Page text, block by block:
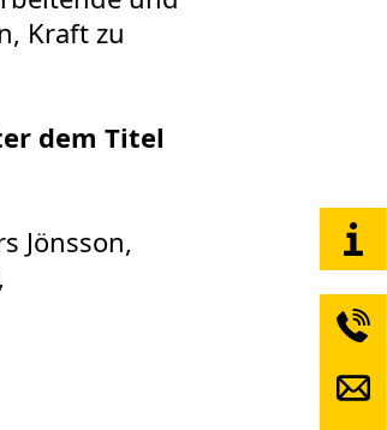
Kraft zu
dem Titel
Jönsson,